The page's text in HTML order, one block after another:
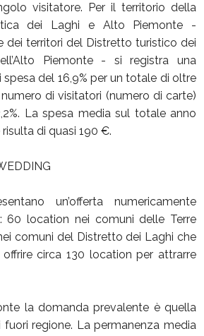
visitatore. Per il territorio della
dei Laghi e Alto Piemonte -
dei territori del Distretto turistico dei
Piemonte - si registra una
del 16,9% per un totale di oltre
di visitatori (numero di carte)
La spesa media sul totale anno
di quasi 190 €.
un’offerta numericamente
60 location nei comuni delle Terre
comuni del Distretto dei Laghi che
circa 130 location per attrarre
la domanda prevalente è quella
fuori regione. La permanenza media